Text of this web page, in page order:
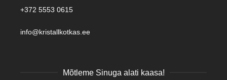
+372 5553 0615
info@kristallkotkas.ee
Mõtleme Sinuga alati kaasa!